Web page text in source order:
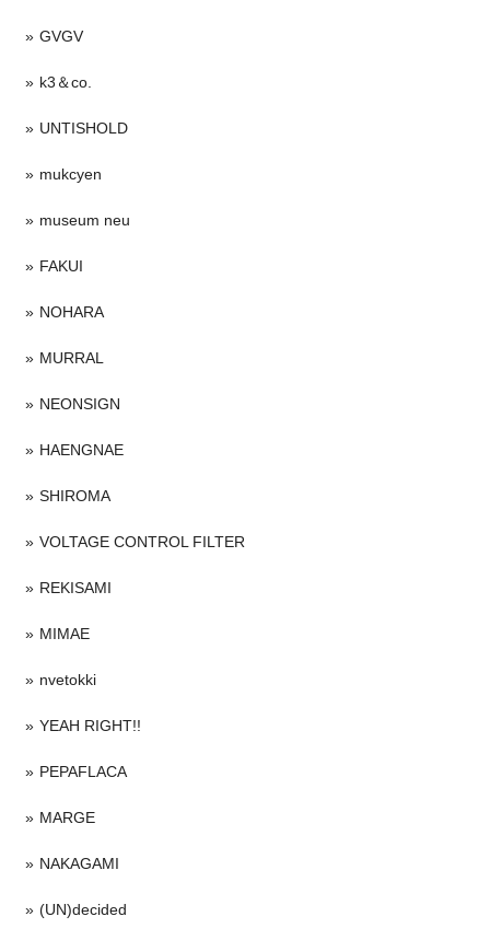
GVGV
k3＆co.
UNTISHOLD
mukcyen
museum neu
FAKUI
NOHARA
MURRAL
NEONSIGN
HAENGNAE
SHIROMA
VOLTAGE CONTROL FILTER
REKISAMI
MIMAE
nvetokki
YEAH RIGHT!!
PEPAFLACA
MARGE
NAKAGAMI
(UN)decided